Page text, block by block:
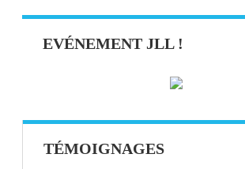
EVÉNEMENT JLL !
TÉMOIGNAGES